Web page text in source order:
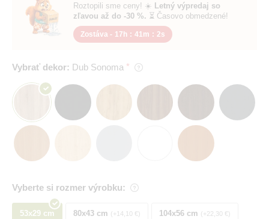
Roztopili sme ceny! ☀️ Letný výpredaj so
zľavou až do -30 %. ⏳ Časovo obmedzené!
Zostáva - 17h : 41m : 1s
Vybrať dekor: Dub Sonoma
Vyberte si rozmer výrobku:
53x29 cm 80x43 cm +14,10 € 104x56 cm +22,30 €